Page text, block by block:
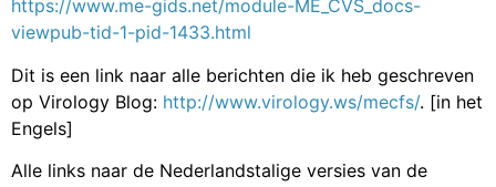
https://www.me-gids.net/module-ME_CVS_docs-
viewpub-tid-1-pid-1433.html
Dit is een link naar alle berichten die ik heb geschreven
op Virology Blog: http://www.virology.ws/mecfs/. [in het
Engels]
Alle links naar de Nederlandstalige versies van de